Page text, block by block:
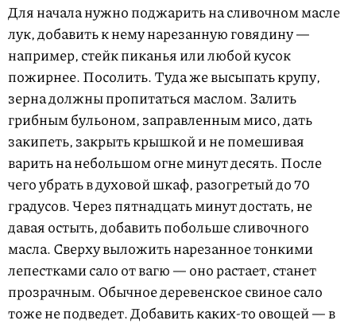
Для начала нужно поджарить на сливочном масле
лук, добавить к нему нарезанную говядину —
например, стейк пиканья или любой кусок
пожирнее. Посолить. Туда же высыпать крупу,
зерна должны пропитаться маслом. Залить
грибным бульоном, заправленным мисо, дать
закипеть, закрыть крышкой и не помешивая
варить на небольшом огне минут десять. После
чего убрать в духовой шкаф, разогретый до 70
градусов. Через пятнадцать минут достать, не
давая остыть, добавить побольше сливочного
масла. Сверху выложить нарезанное тонкими
лепестками сало от вагю — оно растает, станет
прозрачным. Обычное деревенское свиное сало
тоже не подведет. Добавить каких-то овощей — в